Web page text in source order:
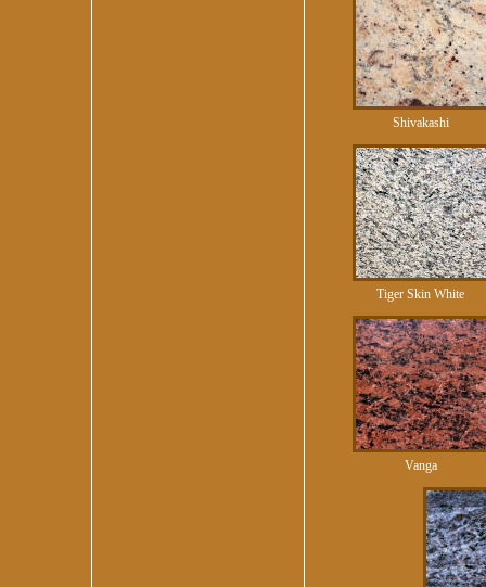
Shivakashi
Tiger Skin White
Vanga